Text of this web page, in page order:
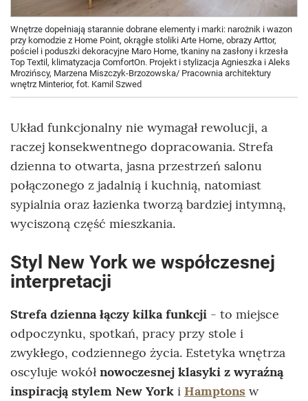
Wnętrze dopełniają starannie dobrane elementy i marki: narożnik i wazon
przy komodzie z Home Point, okrągłe stoliki Arte Home, obrazy Arttor,
pościel i poduszki dekoracyjne Maro Home, tkaniny na zasłony i krzesła
Top Textil, klimatyzacja ComfortOn. Projekt i stylizacja Agnieszka i Aleks
Mrozińscy, Marzena Miszczyk-Brzozowska/ Pracownia architektury
wnętrz Minterior, fot. Kamil Szwed
Układ funkcjonalny nie wymagał rewolucji, a
raczej konsekwentnego dopracowania. Strefa
dzienna to otwarta, jasna przestrzeń salonu
połączonego z jadalnią i kuchnią, natomiast
sypialnia oraz łazienka tworzą bardziej intymną,
wyciszoną część mieszkania.
Styl New York we współczesnej
interpretacji
Strefa dzienna łączy kilka funkcji - to miejsce
odpoczynku, spotkań, pracy przy stole i
zwykłego, codziennego życia. Estetyka wnętrza
oscyluje wokół nowoczesnej klasyki z wyraźną
inspiracją stylem New York i Hamptons w